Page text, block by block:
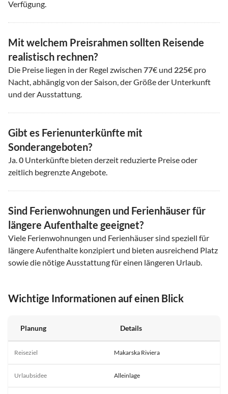
Verfügung.
Mit welchem Preisrahmen sollten Reisende
realistisch rechnen?
Die Preise liegen in der Regel zwischen 77€ und 225€ pro
Nacht, abhängig von der Saison, der Größe der Unterkunft
und der Ausstattung.
Gibt es Ferienunterkünfte mit
Sonderangeboten?
Ja.0 Unterkünfte bieten derzeit reduzierte Preise oder
zeitlich begrenzte Angebote.
Sind Ferienwohnungen und Ferienhäuser für
längere Aufenthalte geeignet?
Viele Ferienwohnungen und Ferienhäuser sind speziell für
längere Aufenthalte konzipiert und bieten ausreichend Platz
sowie die nötige Ausstattung für einen längeren Urlaub.
Wichtige Informationen auf einen Blick
Planung Details
Reiseziel Makarska Riviera
Urlaubsidee Alleinlage